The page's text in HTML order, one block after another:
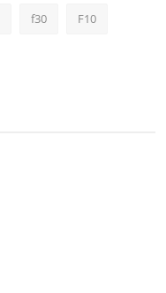
f30 F10